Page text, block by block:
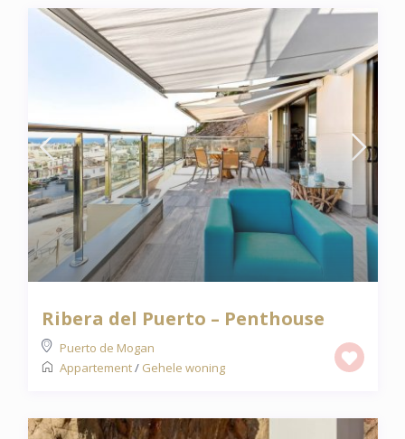
Ribera del Puerto – Penthouse
Puerto de Mogan
Appartement/ Gehele woning